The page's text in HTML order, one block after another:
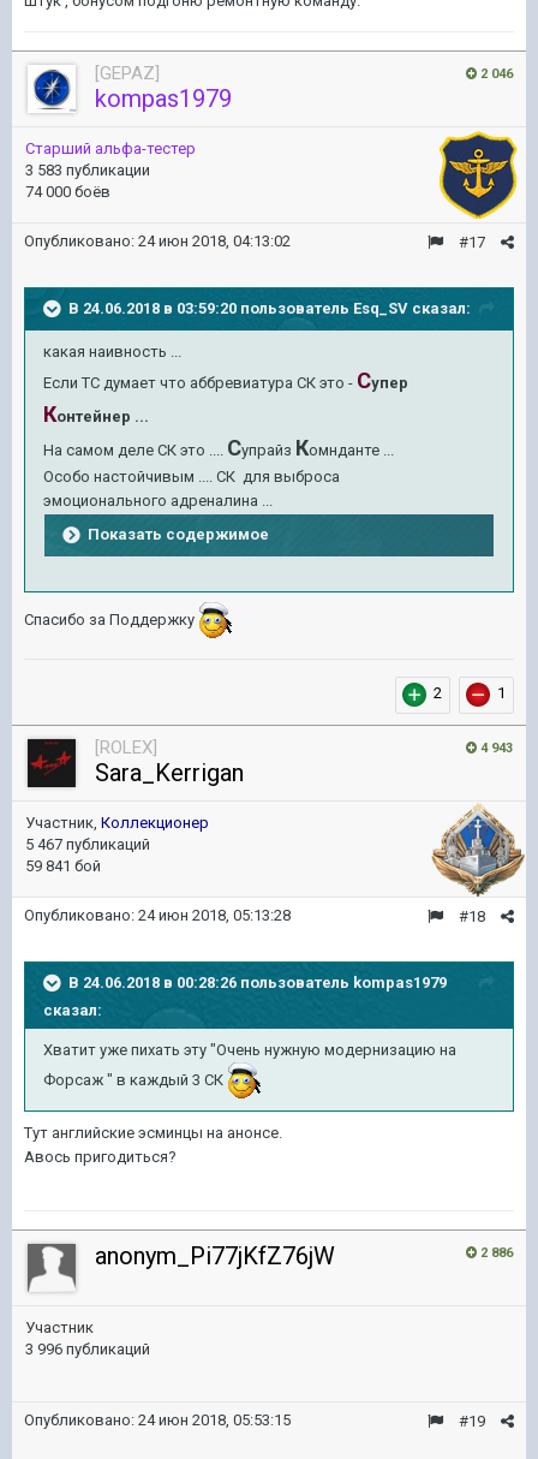
2 046
[GEPAZ]
kompas1979
Старший альфа-тестер
3 583 публикации
74 000 боёв
#17
Опубликовано: 24 июн 2018, 04:13:02
В 24.06.2018 в 03:59:20 пользователь Esq_SV сказал:
какая наивность ...
Если ТС думает что аббревиатура СК это - Супер
Контейнер ...
На самом деле СК это .... Супрайз Комнданте ...
Особо настойчивым .... СК для выброса
эмоционального адреналина ...
Показать содержимое
Спасибо за Поддержку
2 1
4 943
[ROLEX]
Sara_Kerrigan
Участник, Коллекционер
5 467 публикаций
59 841 бой
#18
Опубликовано: 24 июн 2018, 05:13:28
В 24.06.2018 в 00:28:26 пользователь kompas1979
сказал:
Хватит уже пихать эту "Очень нужную модернизацию на
Форсаж " в каждый 3 СК
Тут английские эсминцы на анонсе.
Авось пригодиться?
2 886
anonym_Pi77jKfZ76jW
Участник
3 996 публикаций
#19
Опубликовано: 24 июн 2018, 05:53:15